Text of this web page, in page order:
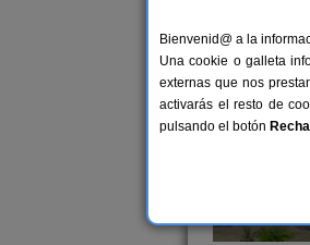
30 €
Bienvenid@ a la
Una cookie o galleta
externas que nos
activarás el resto de
pulsando el botón